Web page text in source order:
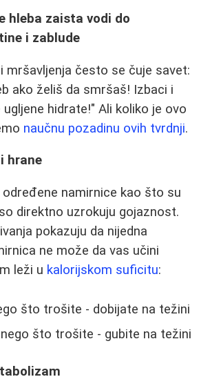
hleba zaista vodi do
i zablude
mršavljenja često se čuje savet:
ako želiš da smršaš! Izbaci i
hidrate!" Ali koliko je ovo
naučnu pozadinu ovih tvrdnji.
hrane
određene namirnice kao što su
direktno uzrokuju gojaznost.
pokazuju da nijedna
ne može da vas učini
leži u kalorijskom suficitu:
što trošite - dobijate na težini
što trošite - gubite na težini